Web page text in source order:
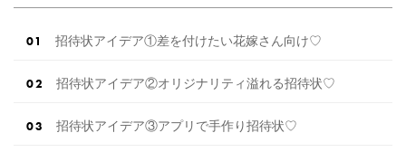
ロップス。 和装＆前撮りに使えるアイテムとし
招待状アイデア①差を付けたい花嫁さん向け♡
招待状アイデア②オリジナリティ溢れる招待状♡
招待状アイデア③アプリで手作り招待状♡